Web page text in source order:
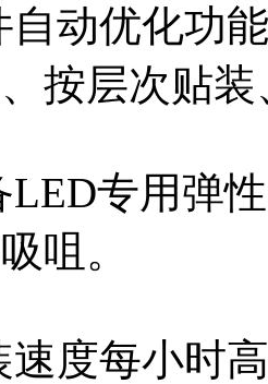
动优化功能
按层次贴
专用弹性
咀。
度每小时高